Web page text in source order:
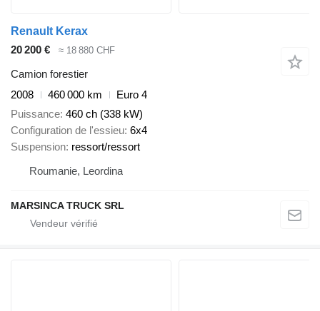
Renault Kerax
20 200 €
≈ 18 880 CHF
Camion forestier
2008
460 000 km
Euro 4
Puissance 460 ch (338 kW)
Configuration de l'essieu 6x4
Suspension ressort/ressort
Roumanie, Leordina
MARSINCA TRUCK SRL